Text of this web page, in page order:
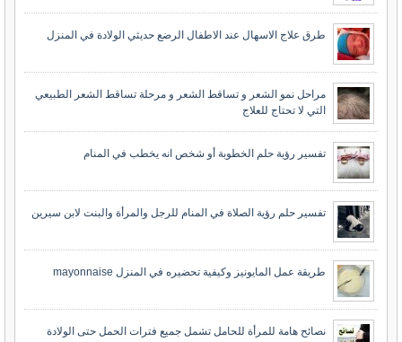
طرق علاج الاسهال عند الاطفال الرضع حديثي الولادة في المنزل
مراحل نمو الشعر و تساقط الشعر و مرحلة تساقط الشعر الطبيعي
التي لا تحتاج للعلاج
تفسير رؤية حلم الخطوبة أو شخص انه يخطب في المنام
تفسير حلم رؤية الصلاة في المنام للرجل والمرأة والبنت لابن سيرين
طريقة عمل المايونيز وكيفية تحضيره في المنزل mayonnaise
نصائح هامة للمرأة للحامل تشمل جميع فترات الحمل حتى الولادة